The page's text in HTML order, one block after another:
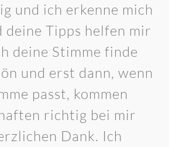
und ich erkenne mich
deine Tipps helfen mir
deine Stimme finde
und erst dann, wenn
passt, kommen
richtig bei mir
Dank. Ich